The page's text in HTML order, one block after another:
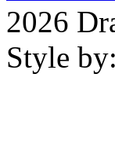
2026
Style by: